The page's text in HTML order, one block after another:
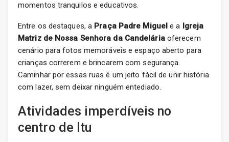
momentos tranquilos e educativos.
Entre os destaques, a Praça Padre Miguel e a Igreja
Matriz de Nossa Senhora da Candeláriaoferecem
cenário para fotos memoráveis e espaço aberto para
crianças correrem e brincarem com segurança.
Caminhar por essas ruas é um jeito fácil de unir história
com lazer, sem deixar ninguém entediado.
Atividades imperdíveis no
centro de Itu